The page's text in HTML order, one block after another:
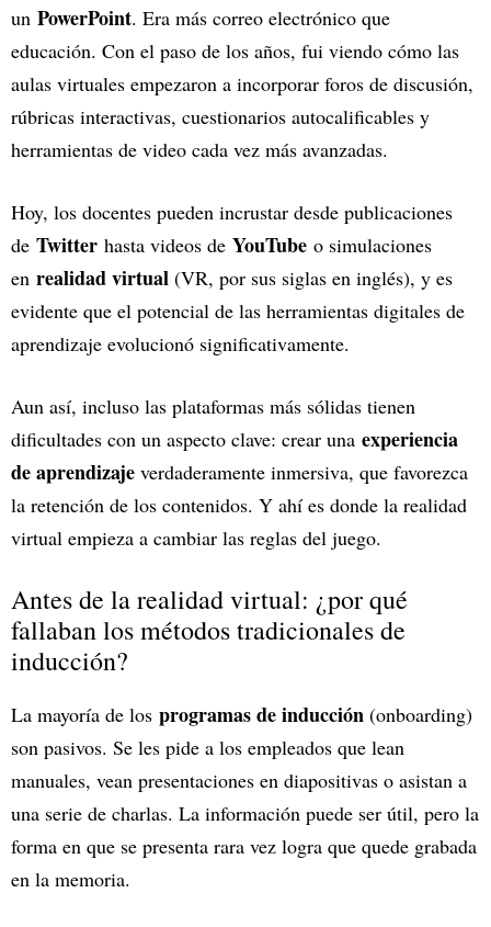
un PowerPoint. Era más correo electrónico que
educación. Con el paso de los años, fui viendo cómo las
aulas virtuales empezaron a incorporar foros de discusión,
rúbricas interactivas, cuestionarios autocalificables y
herramientas de video cada vez más avanzadas.
Hoy, los docentes pueden incrustar desde publicaciones
de Twitter hasta videos de YouTube o simulaciones
en realidad virtual (VR, por sus siglas en inglés), y es
evidente que el potencial de las herramientas digitales de
aprendizaje evolucionó significativamente.
Aun así, incluso las plataformas más sólidas tienen
dificultades con un aspecto clave: crear una experiencia
de aprendizaje verdaderamente inmersiva, que favorezca
la retención de los contenidos. Y ahí es donde la realidad
virtual empieza a cambiar las reglas del juego.
Antes de la realidad virtual: ¿por qué
fallaban los métodos tradicionales de
inducción?
La mayoría de los programas de inducción (onboarding)
son pasivos. Se les pide a los empleados que lean
manuales, vean presentaciones en diapositivas o asistan a
una serie de charlas. La información puede ser útil, pero la
forma en que se presenta rara vez logra que quede grabada
en la memoria.